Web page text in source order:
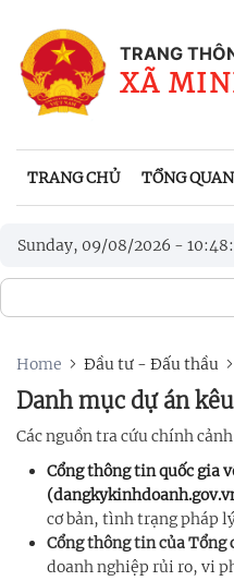
TRANG
XÃ
TRANG CHỦ TỔNG QUAN
Sunday, 09/08/2026 - 10:48:
Home Đầu tư - Đấu thầu
Danh mục dự án
Các nguồn tra cứu chính
Cổng thông tin quốc gia
cơ bản, tình trạng pháp
Cổng thông tin của Tổng
doanh nghiệp rủi ro, vi